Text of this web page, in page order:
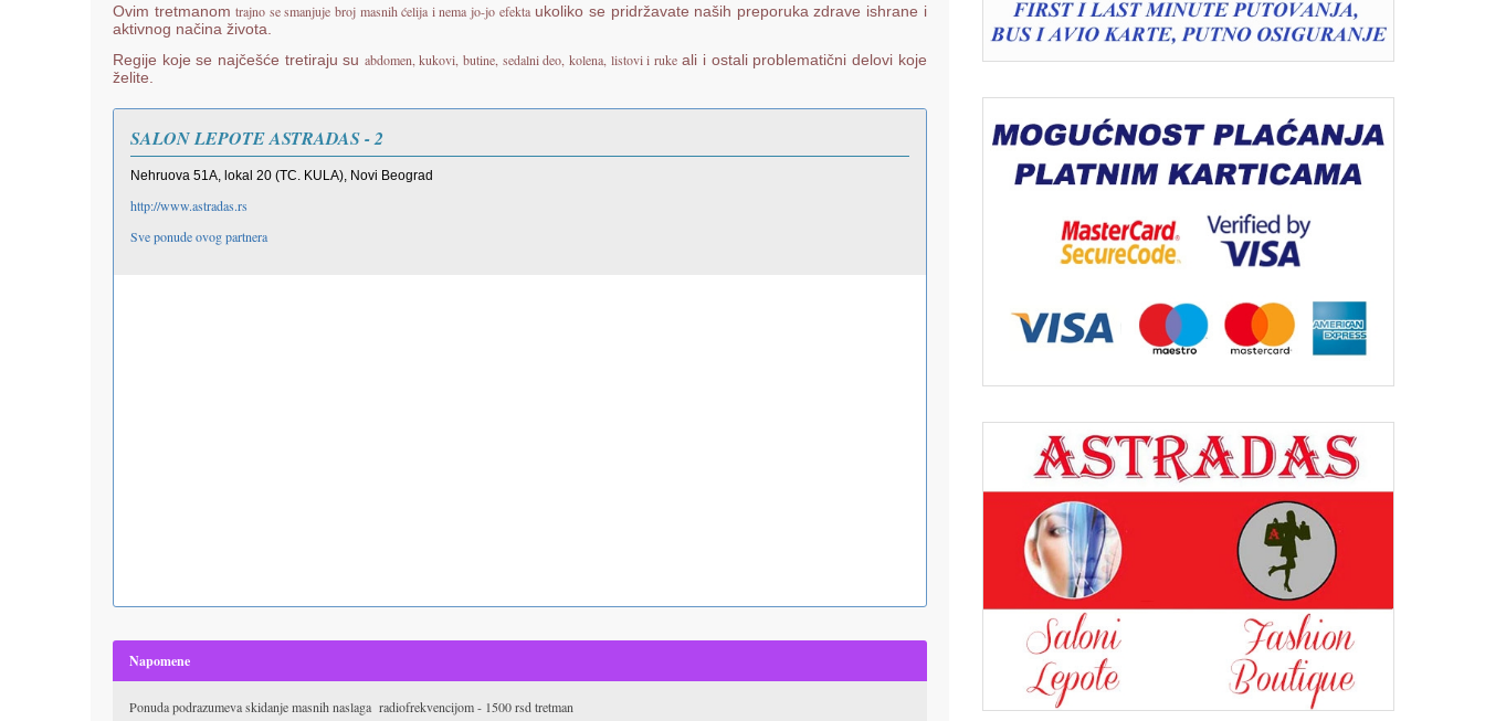
Ovim tretmanomtrajno se smanjuje broj masnih ćelija i nema jo-jo efektaukoliko se pridržavate naših preporuka zdrave ishrane i
aktivnog načina života.
Regije koje se najčešće tretiraju su abdomen, kukovi, butine, sedalni deo, kolena, listovi i rukeali i ostali problematični delovi koje
želite.
SALON LEPOTE ASTRADAS - 2
Nehruova 51A, lokal 20 (TC. KULA), Novi Beograd
http://www.astradas.rs
Sve ponude ovog partnera
Napomene
Ponuda podrazumeva skidanje masnih naslaga radiofrekvencijom - 1500 rsd tretman